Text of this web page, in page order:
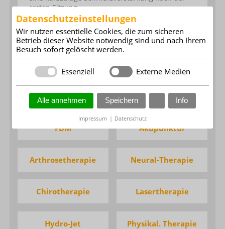
Datenschutzeinstellungen
Wir nutzen essentielle Cookies, die zum sicheren
Betrieb dieser Website notwendig sind und nach Ihrem
Besuch sofort gelöscht werden.
Essenziell Externe Medien
Alle annehmen Speichern Info
Impressum | Datenschutz
ersten Sitzung.
FDM Akupunktur
Arthrosetherapie Neural-Therapie
Chirotherapie Lasertherapie
Hydro-Jet Physikal. Therapie